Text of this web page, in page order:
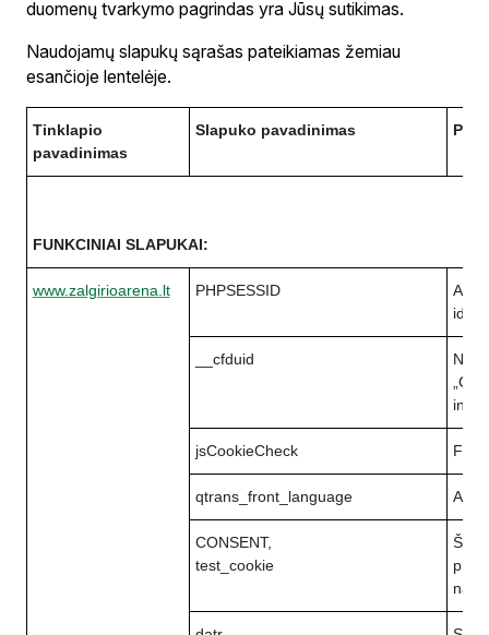
duomenų tvarkymo pagrindas yra Jūsų sutikimas.
Naudojamų slapukų sąrašas pateikiamas žemiau
esančioje lentelėje.
Tinklapio
pavadinimas
Slapuko pavadinimas
FUNKCINIAI SLAPUKAI:
www.zalgirioarena.lt PHPSESSID
__cfduid
jsCookieCheck
qtrans_front_language
CONSENT,
test_cookie
Šį